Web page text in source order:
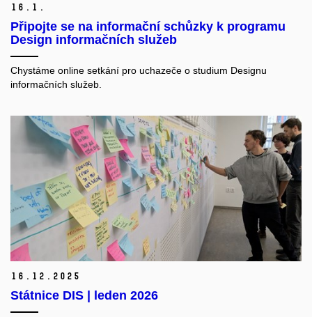
16. 1.
Připojte se na informační schůzky k programu
Design informačních služeb
Chystáme online setkání pro uchazeče o studium Designu
informačních služeb.
16. 12. 2025
Státnice DIS | leden 2026